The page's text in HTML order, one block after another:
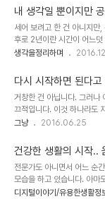
언가 한다는 것에 ..
어디서 와서 어디로 가는지
해야 한다는 잠재의식의 발
에 갇혀 살아 그것이 당연한
원인일 수 있겠다는 생각도
는데, 이를 테면 너도 나도
아니냐는 겁니다. 어찌 생각
내 생각일 뿐이지만
세어 보려고 한 건 아니지만
후로 2년이란 시간이 어느
있어서는 아니고, 그저 습관
미지 출처:
뭘 하려고 하는 건지... 결국
지 않습니다. 하지만 지나고
생각되곤 합니다. 그래서 이
해도 어떤 어쩔 수 없는 상황
기부여라고..
생각을정리하며
다시 시작하면 된다
거창한 건 아닙니다. 그러나
끄적입니다. 이것 하나라도
닌 책임으로.. 맡아 해야 할
이 야속하기 그지 없습니다.
아니지만...그래서 당분간은
않고 올렸던 포스팅도 잠정
되었습니다. 새해 마다 다짐
런데, 말입니다. 대체 그게
그냥 2016.06.25
건강한 생활의 시작..
전문가도 아니면서 어느 순
모습을 하고 있습니다. 아마
다. 아무리 좋다고 한들 귀에
디지털이야기/유용한생활정